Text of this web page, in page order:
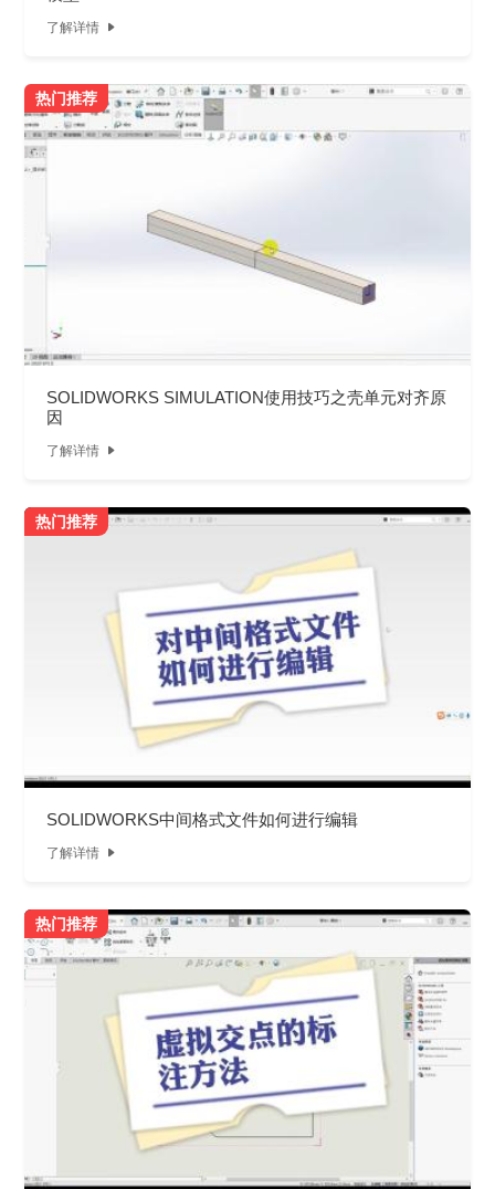
了解详情 
热门推荐
SOLIDWORKS SIMULATION使用技巧之壳单元对齐原
因
了解详情 
热门推荐
SOLIDWORKS中间格式文件如何进行编辑
了解详情 
热门推荐